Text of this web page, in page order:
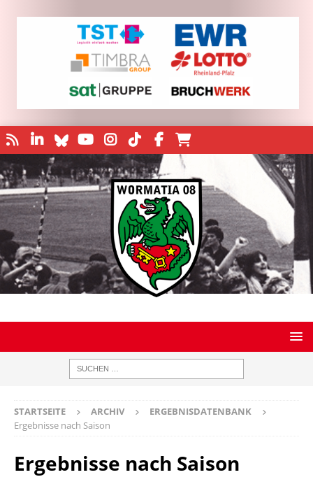
STARTSEITE ARCHIV
ERGEBNISDATENBANK
Ergebnisse nach Saison
Ergebnisse nach Saison